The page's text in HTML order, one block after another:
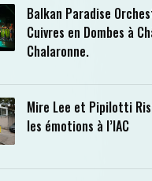
Balkan Paradise
Cuivres en Dombes à
Chalaronne.
Mire Lee et Pipilotti
les émotions à l’IAC